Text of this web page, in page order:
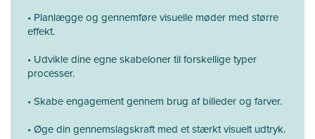
• Planlægge og gennemføre visuelle møder med større
effekt.
• Udvikle dine egne skabeloner til forskellige typer
processer.
• Skabe engagement gennem brug af billeder og farver.
• Øge din gennemslagskraft med et stærkt visuelt udtryk.